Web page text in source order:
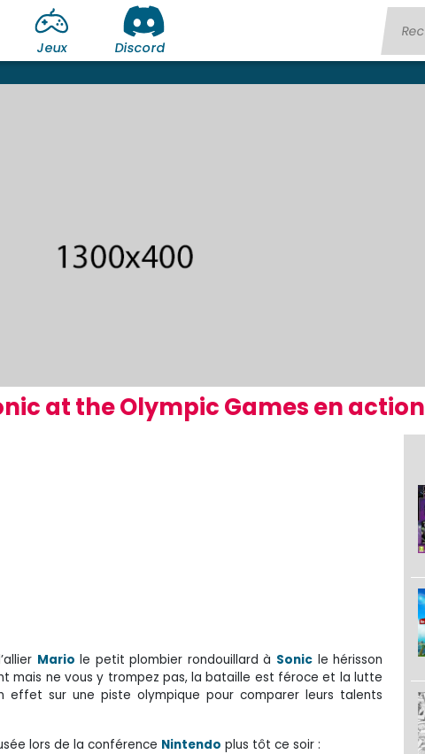
Jeux Discord
at the Olympic Games en action
Mario le petit plombier rondouillard à Sonicle hérisson
mais ne vous y trompez pas, la bataille est féroce et la lutte
effet sur une piste olympique pour comparer leurs talents
lors de la conférence Nintendo plus tôt ce soir :